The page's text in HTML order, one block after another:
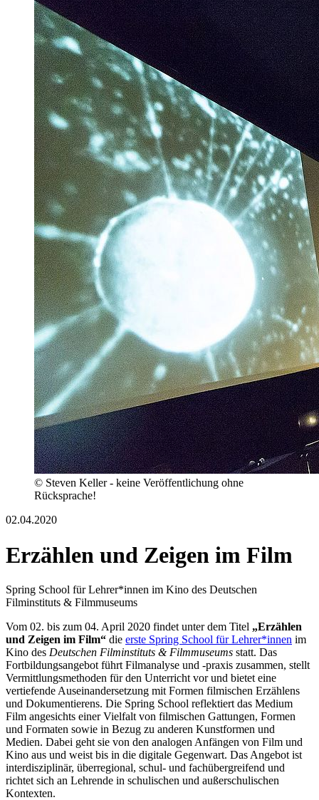
© Steven Keller - keine Veröffentlichung ohne
Rücksprache!
02.04.2020
Erzählen und Zeigen im Film
Spring School für Lehrer*innen im Kino des Deutschen
Filminstituts & Filmmuseums
Vom 02. bis zum 04. April 2020 findet unter dem Titel „Erzählen
und Zeigen im Film“ die erste Spring School für Lehrer*innen im
Kino des Deutschen Filminstituts & Filmmuseums statt. Das
Fortbildungsangebot führt Filmanalyse und -praxis zusammen, stellt
Vermittlungsmethoden für den Unterricht vor und bietet eine
vertiefende Auseinandersetzung mit Formen filmischen Erzählens
und Dokumentierens. Die Spring School reflektiert das Medium
Film angesichts einer Vielfalt von filmischen Gattungen, Formen
und Formaten sowie in Bezug zu anderen Kunstformen und
Medien. Dabei geht sie von den analogen Anfängen von Film und
Kino aus und weist bis in die digitale Gegenwart. Das Angebot ist
interdisziplinär, überregional, schul- und fachübergreifend und
richtet sich an Lehrende in schulischen und außerschulischen
Kontexten.